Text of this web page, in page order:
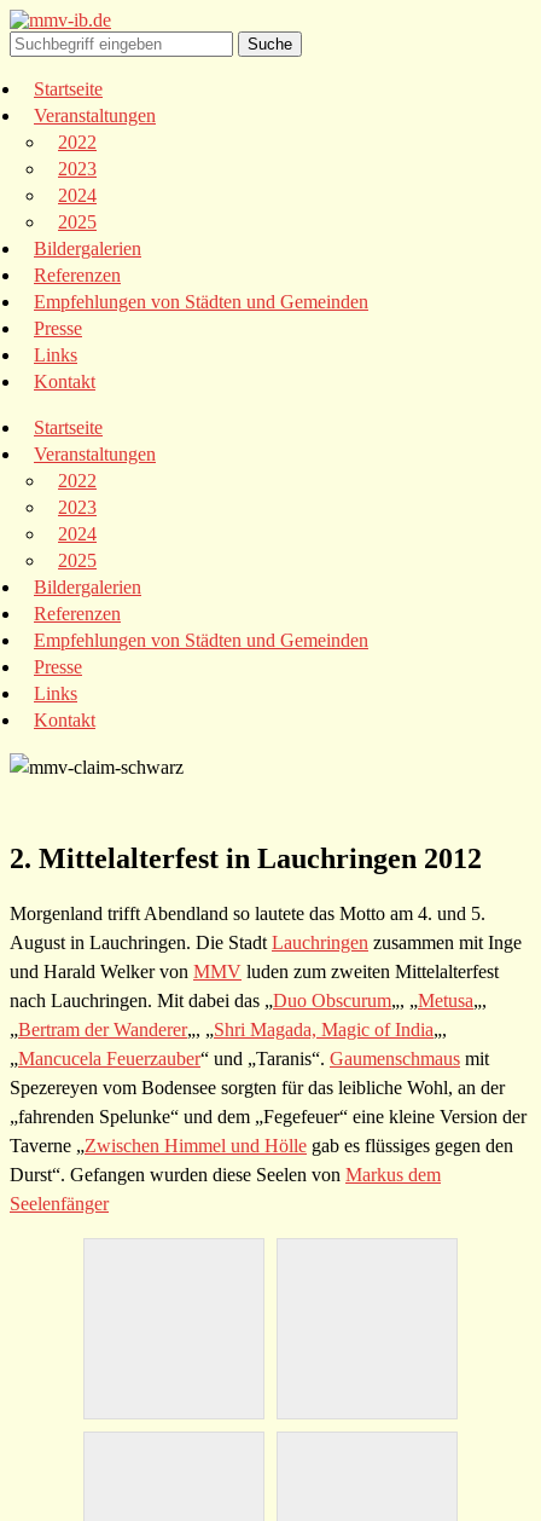
Startseite
Veranstaltungen
2022
2023
2024
2025
Bildergalerien
Referenzen
Empfehlungen von Städten und Gemeinden
Presse
Links
Kontakt
Startseite
Veranstaltungen
2022
2023
2024
2025
Bildergalerien
Referenzen
Empfehlungen von Städten und Gemeinden
Presse
Links
Kontakt
2. Mittelalterfest in Lauchringen 2012
Morgenland trifft Abendland so lautete das Motto am 4. und 5.
August in Lauchringen. Die Stadt Lauchringen zusammen mit Inge
und Harald Welker von MMV luden zum zweiten Mittelalterfest
nach Lauchringen. Mit dabei das „Duo Obscurum„, „Metusa„,
„Bertram der Wanderer„, „Shri Magada, Magic of India„,
„Mancucela Feuerzauber“ und „Taranis“. Gaumenschmaus mit
Spezereyen vom Bodensee sorgten für das leibliche Wohl, an der
„fahrenden Spelunke“ und dem „Fegefeuer“ eine kleine Version der
Taverne „Zwischen Himmel und Hölle gab es flüssiges gegen den
Durst“. Gefangen wurden diese Seelen von Markus dem
Seelenfänger